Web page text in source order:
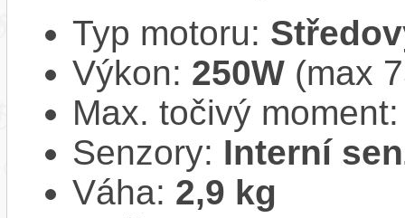
Typ motoru:
Výkon: 250W (max
Max. točivý
Senzory: Interní
Váha: 2,9 kg